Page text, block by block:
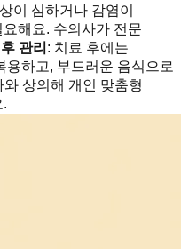
이 심하거나 감염이
해요. 수의사가 전문
관리 : 치료 후에는
용하고, 부드러운 음식으로
와 상의해 개인 맞춤형
.